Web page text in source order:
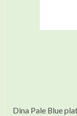
Dina Pale Blue